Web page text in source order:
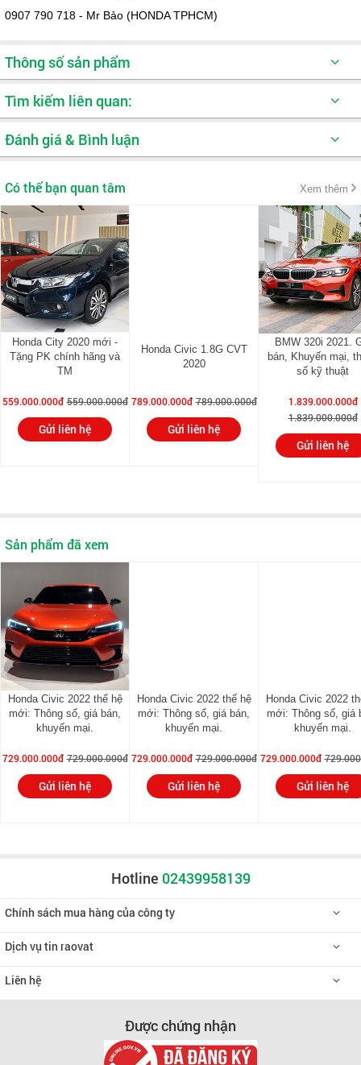
0907 790 718 - Mr Bảo (HONDA TPHCM)
Thông số sản phẩm
Kích thước DxRxC
Mô-men xoắn cực đại 187-240 Nm
Treo trước/sau MacPherson/liên kết đa điểm
Chế độ lái
Cỡ mâm
Tìm kiếm liên quan:
Xe oto Sedan
Đánh giá & Bình luận
Có thể bạn quan tâm Xem thêm
Honda City 2020 mới -
Tặng PK chính hãng và
TM
559.000.000đ 559.000.000đ
Gửi liên hệ
Honda Civic 1.8G CVT
2020
789.000.000đ 789.000.000đ
Gửi liên hệ
BMW 320i 2021.
bán, Khuyến mại,
số kỹ thuật
1.839.000.000đ
1.839.000.000đ
Gửi liên hệ
Sản phẩm đã xem
Honda Civic 2022 thế hệ
mới: Thông số, giá bán,
khuyến mại.
729.000.000đ 729.000.000đ
Gửi liên hệ
Honda Civic 2022 thế hệ
mới: Thông số, giá bán,
khuyến mại.
729.000.000đ 729.000.000đ
Gửi liên hệ
Honda Civic 2022
mới: Thông số, giá
khuyến mại.
729.000.000đ
Gửi liên hệ
Hotline 02439958139
Chính sách mua hàng của công ty
Dịch vụ tin raovat
Liên hệ
Được chứng nhận